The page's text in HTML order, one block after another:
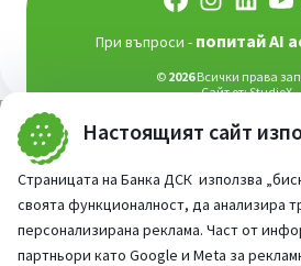
Настоящият сайт
Страницата на Банка ДСК използва
своята функционалност, да анализира
персонализирана реклама. Част от
партньори като Google и Meta за
При въпроси - попитай AI
© 2026Всички права
Сайт от:StudioX